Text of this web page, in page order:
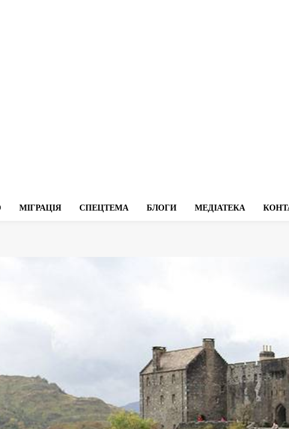
МІГРАЦІЯ СПЕЦТЕМА БЛОГИ МЕДІАТЕКА